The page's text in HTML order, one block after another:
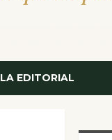
LA EDITORIAL